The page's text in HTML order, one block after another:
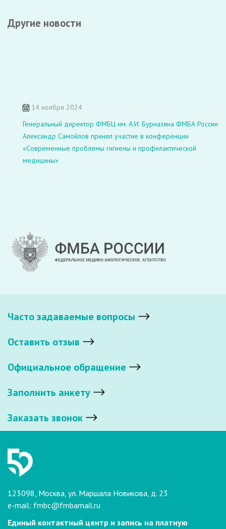
Другие новости
14 ноября 2024
Генеральный директор ФМБЦ им. А.И. Бурназяна ФМБА России
Александр Самойлов принял участие в конференции
«Современные проблемы гигиены и профилактической
медицины»
Часто задаваемые вопросы
Оставить отзыв
Официальное обращение
Заполнить анкету
Заказать звонок
123098, Москва, ул. Маршала Новикова, д. 23
e-mail: fmbc@fmbamail.ru
Единый контактный центр и запись на платную